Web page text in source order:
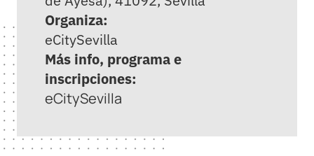
Organiza:
eCitySevilla
Más info, programa e
inscripciones:
eCitySevilla